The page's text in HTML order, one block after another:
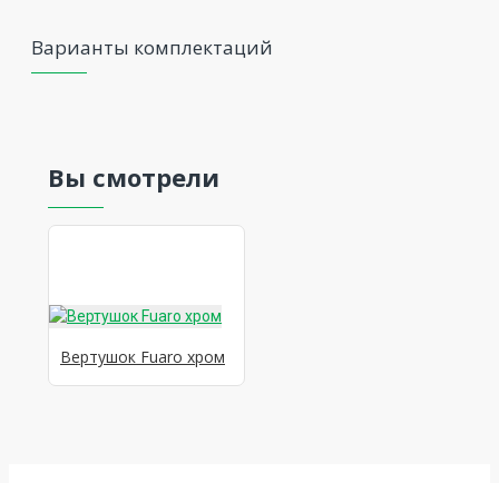
Варианты комплектаций
Вы смотрели
Вертушок Fuaro хром